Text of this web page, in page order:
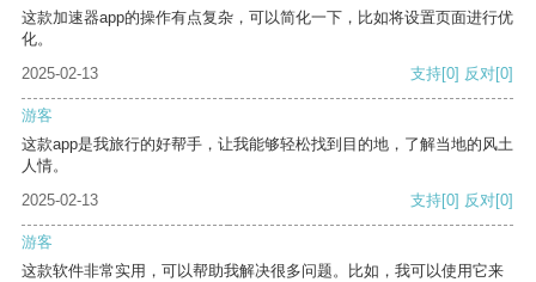
这款加速器app的操作有点复杂，可以简化一下，比如将设置页面进行优
化。
2025-02-13
支持[0] 反对[0]
游客
这款app是我旅行的好帮手，让我能够轻松找到目的地，了解当地的风土
人情。
2025-02-13
支持[0] 反对[0]
游客
这款软件非常实用，可以帮助我解决很多问题。比如，我可以使用它来